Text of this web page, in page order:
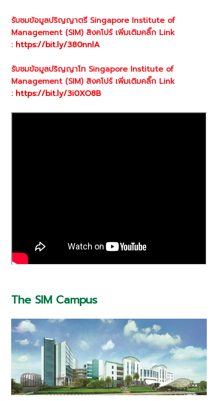
รับชมข้อมูลปริญญาตรี Singapore Institute of
Management (SIM) สิงคโปร์ เพิ่มเติมคลิ๊ก Link
: https://bit.ly/380nnlA
รับชมข้อมูลปริญญาโท Singapore Institute of
Management (SIM) สิงคโปร์ เพิ่มเติมคลิ๊ก Link
: https://bit.ly/3i0XO8B
The SIM Campus